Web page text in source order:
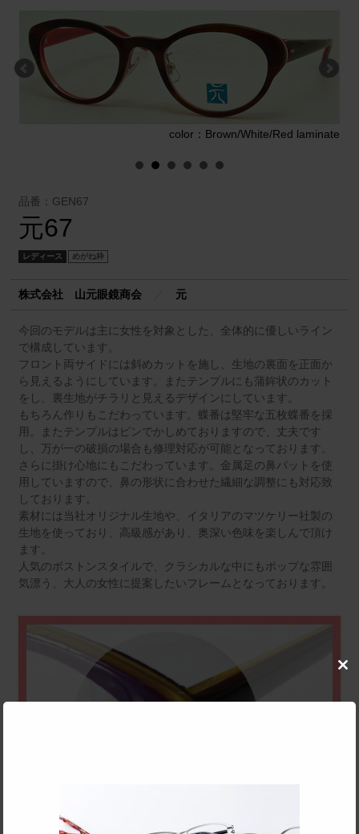
color：Brown/White/Red laminate
品番：GEN67
元67
レディース めがね枠
株式会社 山元眼鏡商会 元
今回のモデルは主に女性を対象とした、全体的に優しいライン
で構成しています。
フロント両サイドには斜めカットを施し、生地の裏面を正面か
ら見えるようにしています。またテンプルにも蒲鉾状のカット
をし、裏生地がチラリと見えるデザインにしています。
もちろん作りもこだわっています。蝶番は堅牢な五枚蝶番を採
用。またテンプルはピンでかしめておりますので、丈夫です
し、万が一の破損の場合も修理対応が可能となっております。
さらに掛け心地にもこだわっています。金属足の鼻パットを使
用していますので、鼻の形状に合わせた繊細な調整にも対応致
しております。
素材には当社オリジナル生地や、イタリアのマツケリー社製の
生地を使っており、高級感があり、奥深い色味を楽しんで頂け
ます。
人気のボストンスタイルで、クラシカルな中にもポップな雰囲
気漂う、大人の女性に提案したいフレームとなっております。